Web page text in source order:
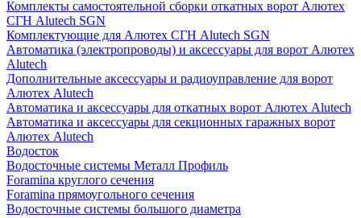
Комплекты самостоятельной сборки откатных ворот Алютех
СГН Alutech SGN
Комплектующие для Алютех СГН Alutech SGN
Автоматика (электропроводы) и аксессуары для ворот Алютех
Alutech
Дополнительные аксессуары и радиоуправление для ворот
Алютех Alutech
Автоматика и аксессуары для откатных ворот Алютех Alutech
Автоматика и аксессуары для секционных гаражных ворот
Алютех Alutech
Водосток
Водосточные системы Металл Профиль
Foramina круглого сечения
Foramina прямоугольного сечения
Водосточные системы большого диаметра